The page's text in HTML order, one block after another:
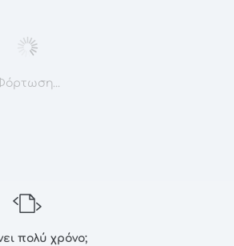
πολύ χρόνο;